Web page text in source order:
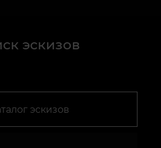
эскизов
эскизов